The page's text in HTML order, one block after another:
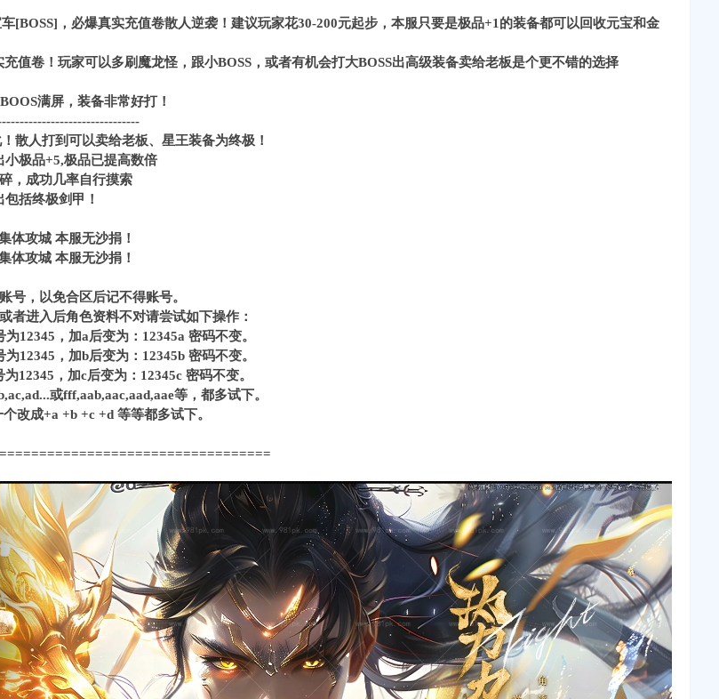
[BOSS]，必爆真实充值卷散人逆袭！建议玩家花30-200元起步，本服只要是极品+1的装备都可以回收元宝和金
值卷！玩家可以多刷魔龙怪，跟小BOSS，或者有机会打大BOSS出高级装备卖给老板是个更不错的选择
满屏，装备非常好打！
散人打到可以卖给老板、星王装备为终极！
极品+5,极品已提高数倍
，成功几率自行摸索
括终极剑甲！
体攻城 本服无沙捐！
体攻城 本服无沙捐！
号，以免合区后记不得账号。
者进入后角色资料不对请尝试如下操作：
12345，加a后变为：12345a 密码不变。
12345，加b后变为：12345b 密码不变。
12345，加c后变为：12345c 密码不变。
或fff,aab,aac,aad,aae等，都多试下。
改成+a +b +c +d 等等都多试下。